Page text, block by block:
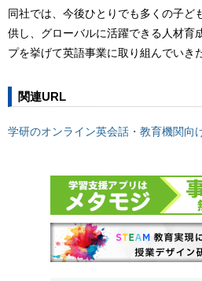
同社では、今後ひとりでも多くの子ど
供し、グローバルに活躍できる人材育
プを挙げて英語事業に取り組んでいき
関連URL
学研のオンライン英会話・教育機関向